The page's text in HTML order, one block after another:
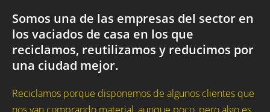
Somos una de las empresas del sector en
los vaciados de casa en los que
reciclamos, reutilizamos y reducimos por
una ciudad mejor.
Reciclamos porque disponemos de algunos clientes que
nos van comprando material, aunque poco, pero algo es